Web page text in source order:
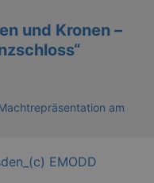
und Kronen –
am